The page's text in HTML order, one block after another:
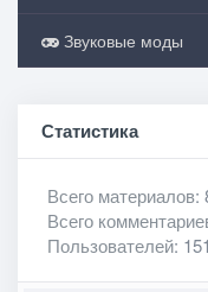
Звуковые моды
Статистика
Всего материалов:
Всего
Пользователей: